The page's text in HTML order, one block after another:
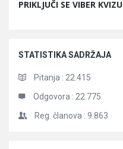
PRIKLJUČI SE VIBER KVIZU
STATISTIKA SADRŽAJA
Pitanja : 22.415
Odgovora : 22.775
Reg. članova : 9.863